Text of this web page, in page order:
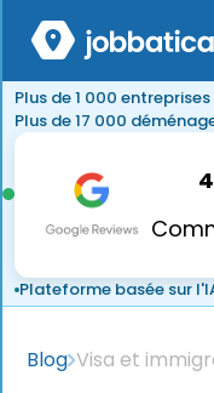
Plus de 1 000
Plus de 17 000
Plateforme basée sur
Blog Visa et